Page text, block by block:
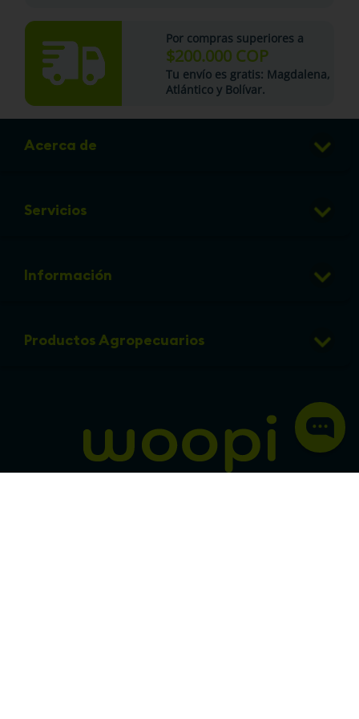
Por compras superiores a
$200.000 COP
Tu envío es gratis: Magdalena,
Atlántico y Bolívar.
Acerca de
Club de Puntos
Preguntas frecuentes
Linea de transparencia
Servicios
Veterinaria
Eventos
Información
info@micorral.com
Productos Agropecuarios